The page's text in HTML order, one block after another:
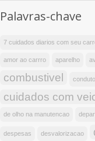
Palavras-chave
7 cuidados diarios com seu
amor ao carrro aparelho
combustivel
cuidados com
de olho na manutencao
despesas desvalorizacao